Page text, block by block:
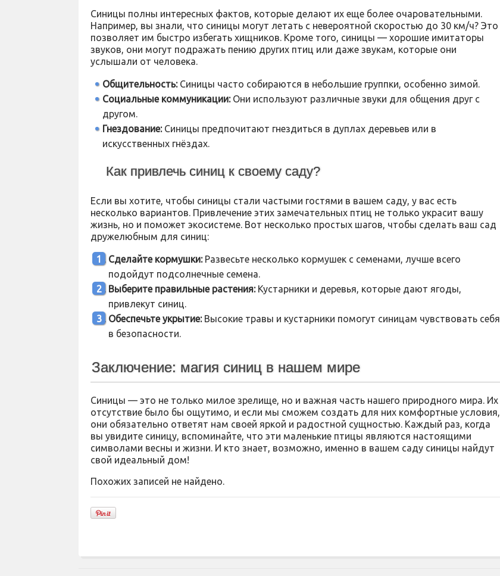
Синицы полны интересных фактов, которые делают их еще более очаровательными.
Например, вы знали, что синицы могут летать с невероятной скоростью до 30 км/ч? Это
позволяет им быстро избегать хищников. Кроме того, синицы — хорошие имитаторы
звуков, они могут подражать пению других птиц или даже звукам, которые они
услышали от человека.
Общительность:Синицы часто собираются в небольшие группки, особенно зимой.
Социальные коммуникации:Они используют различные звуки для общения друг с
другом.
Гнездование:Синицы предпочитают гнездиться в дуплах деревьев или в
искусственных гнёздах.
Как привлечь синиц к своему саду?
Если вы хотите, чтобы синицы стали частыми гостями в вашем саду, у вас есть
несколько вариантов. Привлечение этих замечательных птиц не только украсит вашу
жизнь, но и поможет экосистеме. Вот несколько простых шагов, чтобы сделать ваш сад
дружелюбным для синиц:
Сделайте кормушки:Развесьте несколько кормушек с семенами, лучше всего
подойдут подсолнечные семена.
Выберите правильные растения:Кустарники и деревья, которые дают ягоды,
привлекут синиц.
Обеспечьте укрытие:Высокие травы и кустарники помогут синицам чувствовать себя
в безопасности.
Заключение: магия синиц в нашем мире
Синицы — это не только милое зрелище, но и важная часть нашего природного мира. Их
отсутствие было бы ощутимо, и если мы сможем создать для них комфортные условия,
они обязательно ответят нам своей яркой и радостной сущностью. Каждый раз, когда
вы увидите синицу, вспоминайте, что эти маленькие птицы являются настоящими
символами весны и жизни. И кто знает, возможно, именно в вашем саду синицы найдут
свой идеальный дом!
Похожих записей не найдено.